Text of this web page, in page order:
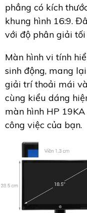
phẳng có kích
khung hình 16:9.
với độ phân giải
Màn hình vi tính
sinh động, mang
giải trí thoải mái
cùng kiểu dáng
màn hình HP
công việc của bạn.